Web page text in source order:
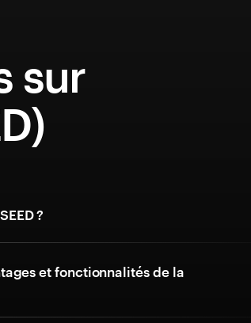
sur
?
et fonctionnalités de la